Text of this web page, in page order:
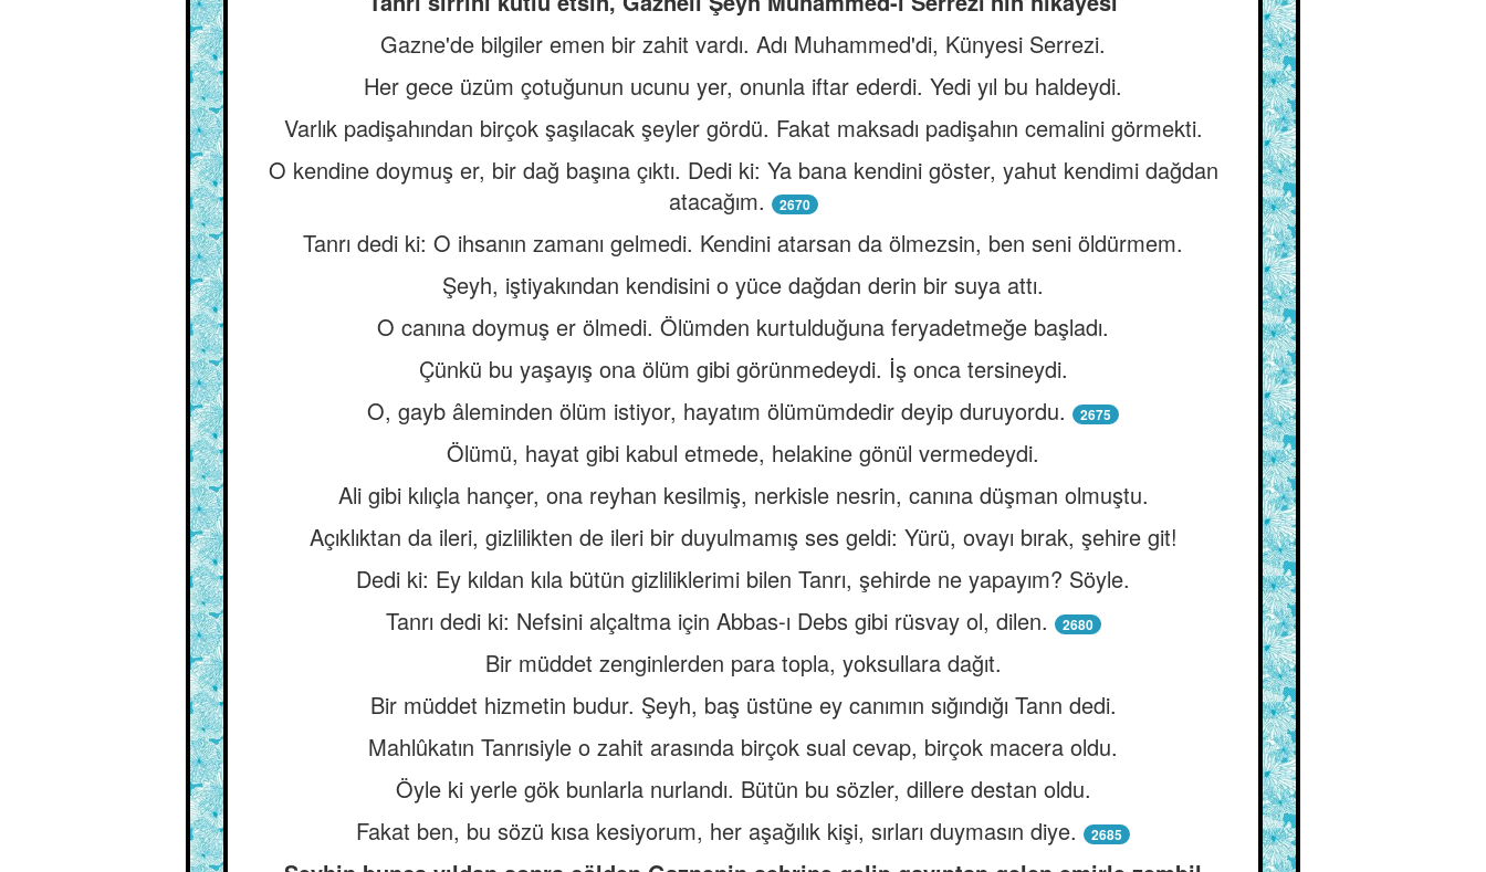
Gazne'de bilgiler emen bir zahit vardı. Adı Muhammed'di, Künyesi Serrezi.
Her gece üzüm çotuğunun ucunu yer, onunla iftar ederdi. Yedi yıl bu haldeydi.
Varlık padişahından birçok şaşılacak şeyler gördü. Fakat maksadı padişahın cemalini görmekti.
O kendine doymuş er, bir dağ başına çıktı. Dedi ki: Ya bana kendini göster, yahut kendimi dağdan
atacağım.
2670
Tanrı dedi ki: O ihsanın zamanı gelmedi. Kendini atarsan da ölmezsin, ben seni öldürmem.
Şeyh, iştiyakından kendisini o yüce dağdan derin bir suya attı.
O canına doymuş er ölmedi. Ölümden kurtulduğuna feryadetmeğe başladı.
Çünkü bu yaşayış ona ölüm gibi görünmedeydi. İş onca tersineydi.
O, gayb âleminden ölüm istiyor, hayatım ölümümdedir deyip duruyordu.
2675
Ölümü, hayat gibi kabul etmede, helakine gönül vermedeydi.
Ali gibi kılıçla hançer, ona reyhan kesilmiş, nerkisle nesrin, canına düşman olmuştu.
Açıklıktan da ileri, gizlilikten de ileri bir duyulmamış ses geldi: Yürü, ovayı bırak, şehire git!
Dedi ki: Ey kıldan kıla bütün gizliliklerimi bilen Tanrı, şehirde ne yapayım? Söyle.
Tanrı dedi ki: Nefsini alçaltma için Abbas-ı Debs gibi rüsvay ol, dilen.
2680
Bir müddet zenginlerden para topla, yoksullara dağıt.
Bir müddet hizmetin budur. Şeyh, baş üstüne ey canımın sığındığı Tann dedi.
Mahlûkatın Tanrısiyle o zahit arasında birçok sual cevap, birçok macera oldu.
Öyle ki yerle gök bunlarla nurlandı. Bütün bu sözler, dillere destan oldu.
Fakat ben, bu sözü kısa kesiyorum, her aşağılık kişi, sırları duymasın diye.
2685